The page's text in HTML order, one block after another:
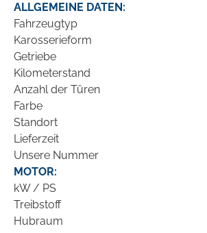
ALLGEMEINE DATEN:
Fahrzeugtyp
Karosserieform
Getriebe
Kilometerstand
Anzahl der Türen
Farbe
Standort
Lieferzeit
Unsere Nummer
MOTOR:
kW / PS
Treibstoff
Hubraum